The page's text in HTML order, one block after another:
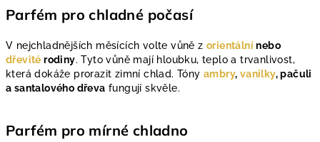
Parfém pro chladné počasí
V nejchladnějších měsících volte vůně z orientálnínebo
dřevité rodiny. Tyto vůně mají hloubku, teplo a trvanlivost,
která dokáže prorazit zimní chlad. Tóny ambry, vanilky, pačuli
a santalového dřeva fungují skvěle.
Parfém pro mírné chladno